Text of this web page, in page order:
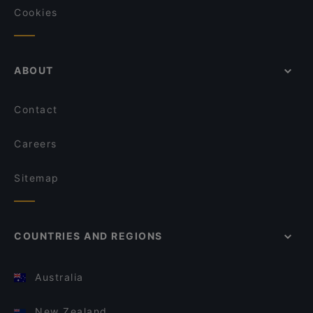
Cookies
ABOUT
Contact
Careers
Sitemap
COUNTRIES AND REGIONS
Australia